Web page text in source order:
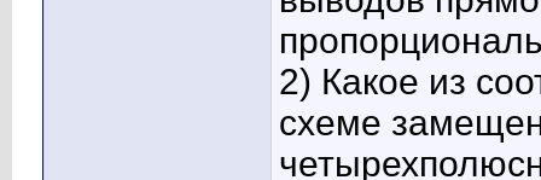
2) Какое из
схеме